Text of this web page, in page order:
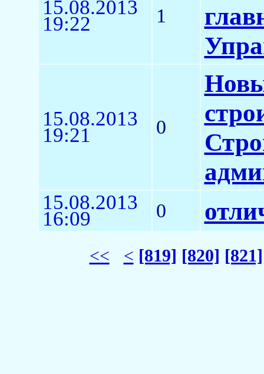
15.08.2013
19:22 1
15.08.2013
19:21 0
15.08.2013
16:09 0
<< < [819] [820] [821]